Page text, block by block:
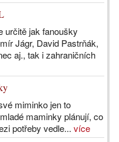
určitě jak fanoušky
Jágr, David Pastrňák,
aj., tak i zahraničních
miminko jen to
maminky plánují, co
potřeby vedle... více